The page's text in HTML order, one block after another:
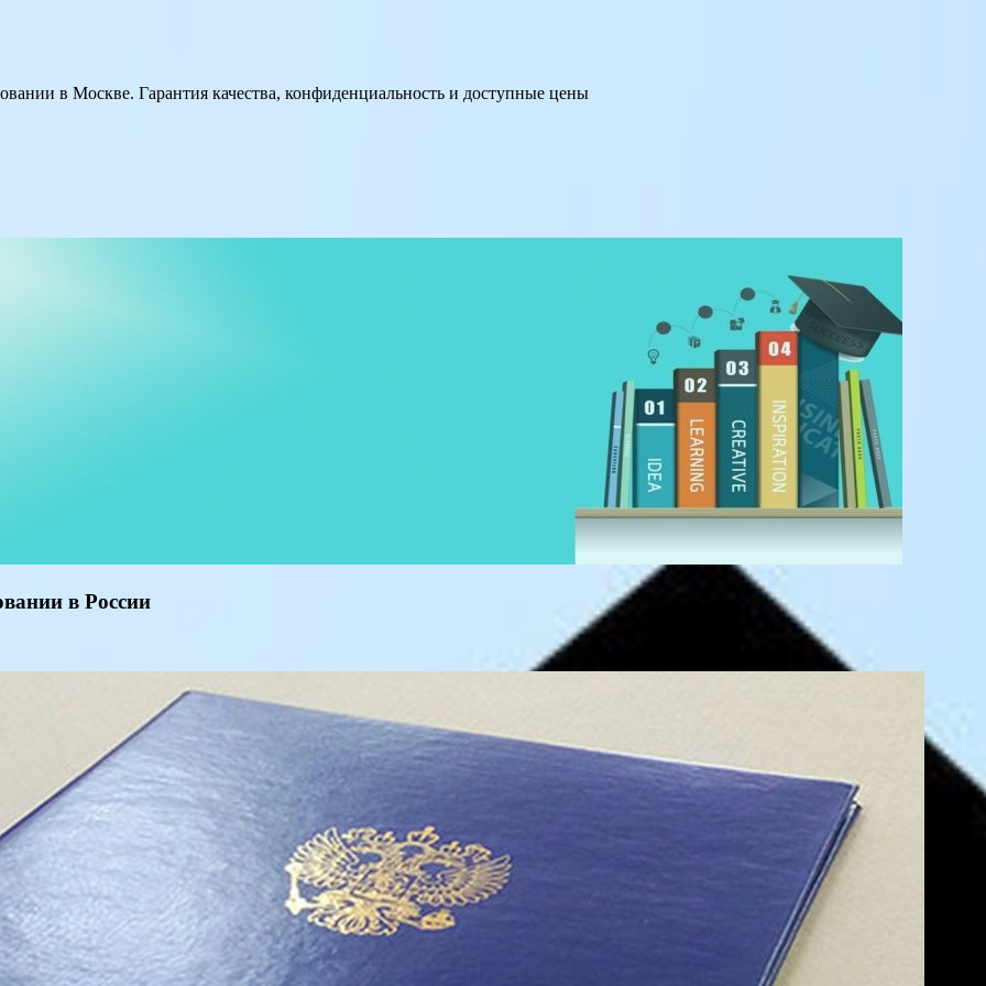
в Москве. Гарантия качества, конфиденциальность и доступные цены
в России